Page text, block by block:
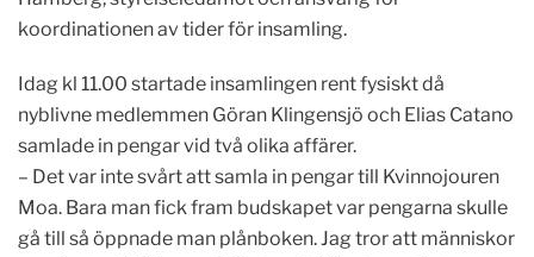
koordinationen av tider för insamling.
Idag kl 11.00 startade insamlingen rent fysiskt då
nyblivne medlemmen Göran Klingensjö och Elias Catano
samlade in pengar vid två olika affärer.
– Det var inte svårt att samla in pengar till Kvinnojouren
Moa. Bara man fick fram budskapet var pengarna skulle
gå till så öppnade man plånboken. Jag tror att människor